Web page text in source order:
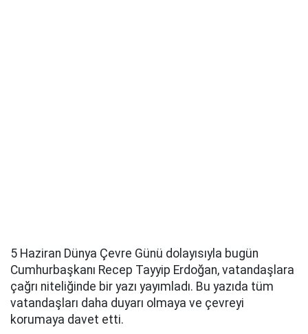
5 Haziran Dünya Çevre Günü dolayısıyla bugün
Cumhurbaşkanı Recep Tayyip Erdoğan, vatandaşlara
çağrı niteliğinde bir yazı yayımladı. Bu yazıda tüm
vatandaşları daha duyarı olmaya ve çevreyi
korumaya davet etti.